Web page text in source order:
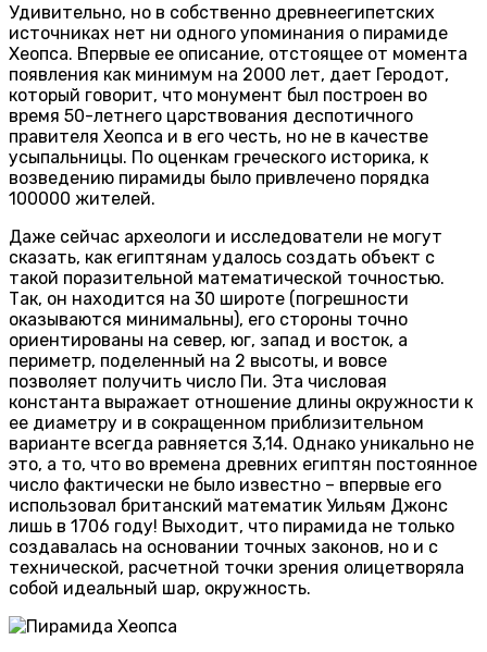
Удивительно, но в собственно древнеегипетских
источниках нет ни одного упоминания о пирамиде
Хеопса. Впервые ее описание, отстоящее от момента
появления как минимум на 2000 лет, дает Геродот,
который говорит, что монумент был построен во
время 50-летнего царствования деспотичного
правителя Хеопса и в его честь, но не в качестве
усыпальницы. По оценкам греческого историка, к
возведению пирамиды было привлечено порядка
100000 жителей.
Даже сейчас археологи и исследователи не могут
сказать, как египтянам удалось создать объект с
такой поразительной математической точностью.
Так, он находится на 30 широте (погрешности
оказываются минимальны), его стороны точно
ориентированы на север, юг, запад и восток, а
периметр, поделенный на 2 высоты, и вовсе
позволяет получить число Пи. Эта числовая
константа выражает отношение длины окружности к
ее диаметру и в сокращенном приблизительном
варианте всегда равняется 3,14. Однако уникально не
это, а то, что во времена древних египтян постоянное
число фактически не было известно – впервые его
использовал британский математик Уильям Джонс
лишь в 1706 году! Выходит, что пирамида не только
создавалась на основании точных законов, но и с
технической, расчетной точки зрения олицетворяла
собой идеальный шар, окружность.